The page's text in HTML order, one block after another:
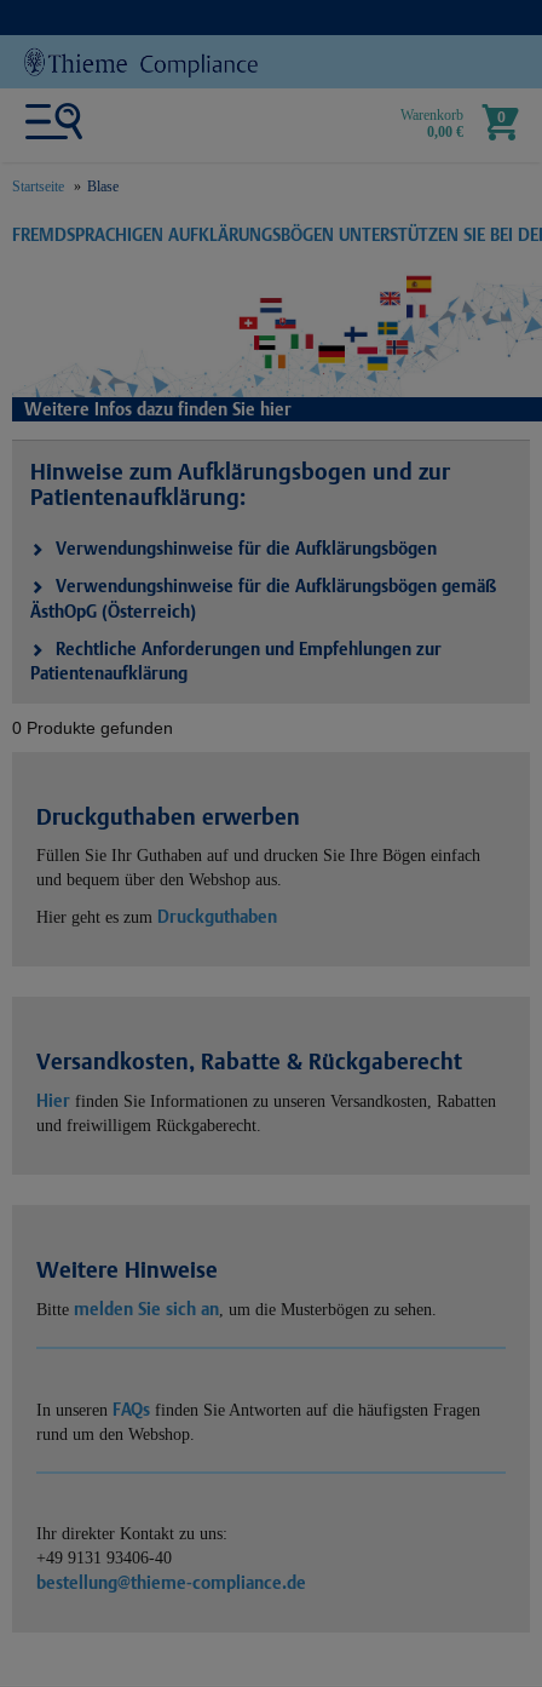
Warenkorb
0,00 €
0
Startseite Blase
text.skipToContent
text.skipToNavigation
FREMDSPRACHIGEN AUFKLÄRUNGSBÖGEN UNTERSTÜTZEN SIE BEI
Weitere Infos dazu finden Sie hier
Hinweise zum Aufklärungsbogen und zur
Patientenaufklärung:
Verwendungshinweise für die Aufklärungsbögen
Verwendungshinweise für die Aufklärungsbögen gemäß
ÄsthOpG (Österreich)
Rechtliche Anforderungen und Empfehlungen zur
Patientenaufklärung
0 Produkte gefunden
Druckguthaben erwerben
Füllen Sie Ihr Guthaben auf und drucken Sie Ihre Bögen einfach
und bequem über den Webshop aus.
Hier geht es zum Druckguthaben
Versandkosten, Rabatte & Rückgaberecht
Hier finden Sie Informationen zu unseren Versandkosten, Rabatten
und freiwilligem Rückgaberecht.
Weitere Hinweise
Bitte melden Sie sich an, um die Musterbögen zu sehen.
In unseren FAQs finden Sie Antworten auf die häufigsten Fragen
rund um den Webshop.
Ihr direkter Kontakt zu uns:
+49 9131 93406-40
bestellung@thieme-compliance.de